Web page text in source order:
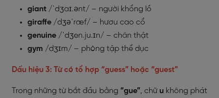
giant /ˈdʒaɪ.ənt/ – người khổng lồ
giraffe /dʒəˈræf/ – hươu cao cổ
genuine /ˈdʒen.ju.ɪn/ – chân thật
gym /dʒɪm/ – phòng tập thể dục
Dấu hiệu 3: Từ có tổ hợp “guess” hoặc “guest”
Trong những từ bắt đầu bằng “gue”, chữ ukhông phát